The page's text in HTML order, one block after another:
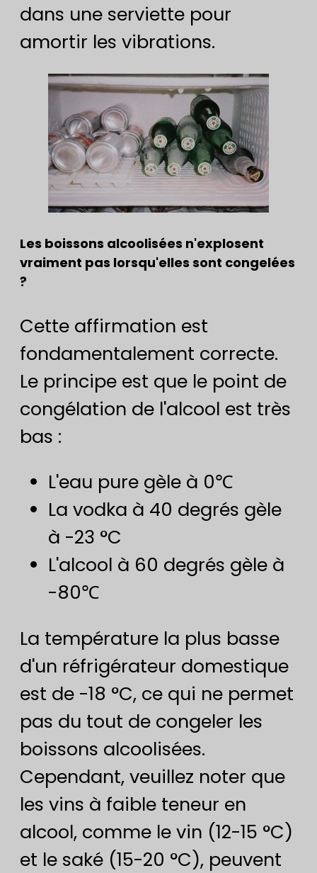
dans une serviette pour
amortir les vibrations.
Les boissons alcoolisées n'explosent
vraiment pas lorsqu'elles sont congelées
?
Cette affirmation est
fondamentalement correcte.
Le principe est que le point de
congélation de l'alcool est très
bas :
L'eau pure gèle à 0℃
La vodka à 40 degrés gèle
à -23 °C
L'alcool à 60 degrés gèle à
-80℃
La température la plus basse
d'un réfrigérateur domestique
est de -18 °C, ce qui ne permet
pas du tout de congeler les
boissons alcoolisées.
Cependant, veuillez noter que
les vins à faible teneur en
alcool, comme le vin (12-15 °C)
et le saké (15-20 °C), peuvent